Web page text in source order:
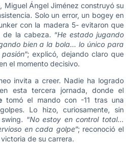
Miguel Ángel Jiménez construyó su
Solo un error, un bogey en
con la madera 5- evitaron que
de la cabeza. “He estado jugando
bien a la bola… lo único para
”; explicó, dejando claro que
el momento decisivo.
invita a creer. Nadie ha logrado
esta tercera jornada, donde el
tomó el mando con -11 tras una
Lo hizo, curiosamente, sin
“No estoy en control total…
en cada golpe”; reconoció el
de su carrera.